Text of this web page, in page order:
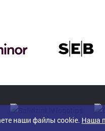
наши файлы cookie. Наша